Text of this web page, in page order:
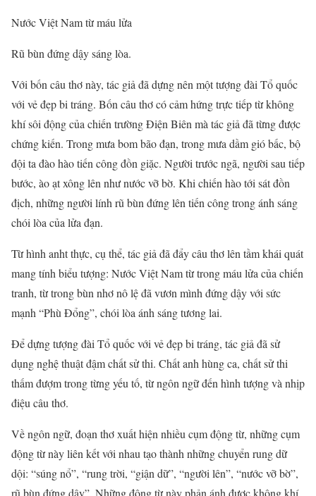
Nước Việt Nam từ máu lửa
Rũ bùn đứng dậy sáng lòa.
Với bốn câu thơ này, tác giả đã dựng nên một tượng đài Tổ quốc
với vẻ đẹp bi tráng. Bốn câu thơ có cảm hứng trực tiếp từ không
khí sôi động của chiến trường Điện Biên mà tác giả đã từng được
chứng kiến. Trong mưa bom bão đạn, trong mưa dầm gió bấc, bộ
đội ta đào hào tiến công đồn giặc. Người trước ngã, người sau tiếp
bước, ào ạt xông lên như nước vỡ bờ. Khi chiến hào tới sát đồn
địch, những người lính rũ bùn đứng lên tiến công trong ánh sáng
chói lòa của lửa đạn.
Từ hình anht thực, cụ thể, tác giả đã đẩy câu thơ lên tầm khái quát
mang tính biểu tượng: Nước Việt Nam từ trong máu lửa của chiến
tranh, từ trong bùn nhơ nô lệ đã vươn mình đứng dậy với sức
mạnh “Phù Đổng”, chói lòa ánh sáng tương lai.
Để dựng tượng đài Tổ quốc với vẻ đẹp bi tráng, tác giả đã sử
dụng nghệ thuật đậm chất sử thi. Chất anh hùng ca, chất sử thi
thấm đượm trong từng yếu tố, từ ngôn ngữ đến hình tượng và nhịp
điệu câu thơ.
Về ngôn ngữ, đoạn thơ xuất hiện nhiều cụm động từ, những cụm
động từ này liên kết với nhau tạo thành những chuyển rung dữ
dội: “súng nổ”, “rung trời, “giận dữ”, “người lên”, “nước vỡ bờ”,